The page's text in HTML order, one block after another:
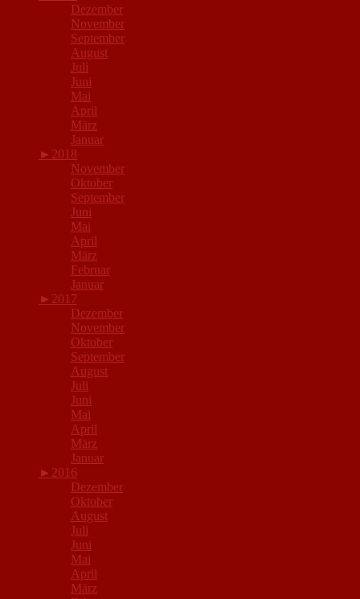
Dezember
November
September
August
Juli
Juni
Mai
April
März
Januar
► 2018
November
Oktober
September
Juni
Mai
April
März
Februar
Januar
► 2017
Dezember
November
Oktober
September
August
Juli
Juni
Mai
April
März
Januar
► 2016
Dezember
Oktober
August
Juli
Juni
Mai
April
März